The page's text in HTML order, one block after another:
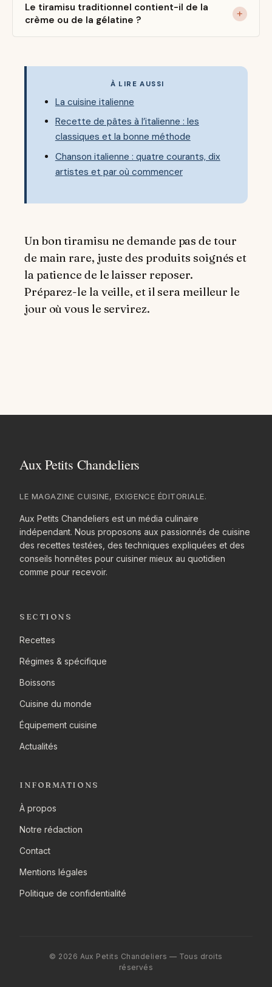
Le tiramisu traditionnel contient-il de la
crème ou de la gélatine ?
À LIRE AUSSI
La cuisine italienne
Recette de pâtes à l’italienne : les
classiques et la bonne méthode
Chanson italienne : quatre courants, dix
artistes et par où commencer
Un bon tiramisu ne demande pas de tour
de main rare, juste des produits soignés et
la patience de le laisser reposer.
Préparez-le la veille, et il sera meilleur le
jour où vous le servirez.
LE MAGAZINE CUISINE, EXIGENCE ÉDITORIALE.
Aux Petits Chandeliers est un média culinaire
indépendant. Nous proposons aux passionnés de cuisine
des recettes testées, des techniques expliquées et des
conseils honnêtes pour cuisiner mieux au quotidien
comme pour recevoir.
SECTIONS
Recettes
Régimes & spécifique
Boissons
Cuisine du monde
Équipement cuisine
Actualités
INFORMATIONS
À propos
Notre rédaction
Contact
Mentions légales
Politique de confidentialité
© 2026 Aux Petits Chandeliers — Tous droits
réservés